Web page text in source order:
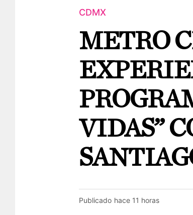
CDMX
METRO
VIDAS”
Publicado hace 11 horas